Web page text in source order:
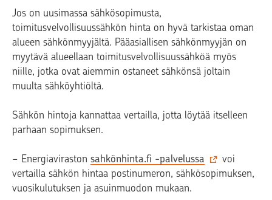
Jos on uusimassa sähkösopimusta,
toimitusvelvollisuussähkön hinta on hyvä tarkistaa oman
alueen sähkönmyyjältä. Pääasiallisen sähkönmyyjän on
myytävä alueellaan toimitusvelvollisuussähköä myös
niille, jotka ovat aiemmin ostaneet sähkönsä joltain
muulta sähköyhtiöltä.
Sähkön hintoja kannattaa vertailla, jotta löytää itselleen
parhaan sopimuksen.
− Energiaviraston sahkönhinta.fi -palvelussa
voi
vertailla sähkön hintaa postinumeron, sähkösopimuksen,
vuosikulutuksen ja asuinmuodon mukaan.